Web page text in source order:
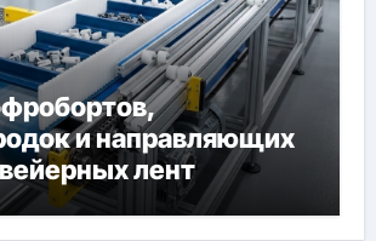
и направляющих
лент